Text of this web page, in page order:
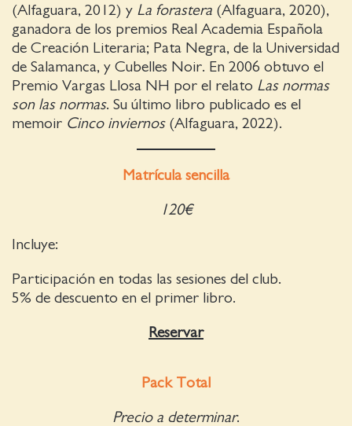
(Alfaguara, 2012) y La forastera (Alfaguara, 2020),
ganadora de los premios Real Academia Española
de Creación Literaria; Pata Negra, de la Universidad
de Salamanca, y Cubelles Noir. En 2006 obtuvo el
Premio Vargas Llosa NH por el relato Las normas
son las normas. Su último libro publicado es el
memoir Cinco inviernos(Alfaguara, 2022).
Matrícula sencilla
120€
Incluye:
Participación en todas las sesiones del club.
5% de descuento en el primer libro.
Reservar
Pack Total
Precio a determinar.